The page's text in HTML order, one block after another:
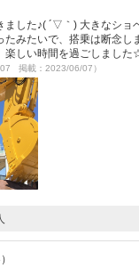
した♪( ´▽｀) 大きなシ
みたいで、搭乗は断念
しい時間を過ごしまし
掲載：2023/06/07）